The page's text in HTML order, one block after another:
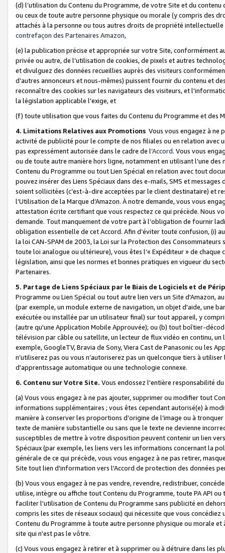
(d) l’utilisation du Contenu du Programme, de votre Site et du
ou ceux de toute autre personne physique ou morale (y compris des
attachés à la personne ou tous autres droits de propriété
contrefaçon des Partenaires Amazon,
(e) la publication précise et appropriée sur votre Site, conformément
privée ou autre, de l’utilisation de cookies, de pixels et autres
et divulguez des données recueillies auprès des visiteurs
d’autres annonceurs et nous-mêmes) puissent fournir du contenu et
reconnaître des cookies sur les navigateurs des visiteurs, et
la législation applicable l'exige, et
(f) toute utilisation que vous faites du Contenu du Programme et des
4. Limitations Relatives aux Promotions Vous vous engagez à ne
activité de publicité pour le compte de nos filiales ou en relation avec
pas expressément autorisée dans le cadre de l’Accord. Vous vous
ou de toute autre manière hors ligne, notamment en utilisant l’une
Contenu du Programme ou tout Lien Spécial en relation avec tout
pouvez insérer des Liens Spéciaux dans des e-mails, SMS et
soient sollicitées (c’est-à-dire acceptées par le client destinataire) et
l’Utilisation de la Marque d’Amazon. À notre demande, vous vous
attestation écrite certifiant que vous respectez ce qui précède. Nous
demande. Tout manquement de votre part à l’obligation de fournir
obligation essentielle de cet Accord. Afin d’éviter toute confusion, (i)
la loi CAN-SPAM de 2003, la Loi sur la Protection des
toute loi analogue ou ultérieure), vous êtes l’« Expéditeur » de
législation, ainsi que les normes et bonnes pratiques en vigueur du
Partenaires.
5. Partage de Liens Spéciaux par le Biais de Logiciels et de
Programme ou Lien Spécial ou tout autre lien vers un Site d'Amazon,
(par exemple, un module externe de navigation, un objet d'aide, une
exécutée ou installée par un utilisateur final) sur tout appareil, y
(autre qu'une Application Mobile Approuvée); ou (b) tout boîtier-
télévision par câble ou satellite, un lecteur de flux vidéo en continu,
exemple, GoogleTV, Bravia de Sony, Viera Cast de Panasonic ou les
n’utiliserez pas ou vous n’autoriserez pas un quelconque tiers à
d'apprentissage automatique ou une technologie connexe.
6. Contenu sur Votre Site. Vous endossez l'entière responsabilité
(a) Vous vous engagez à ne pas ajouter, supprimer ou modifier tout
informations supplémentaires ; vous êtes cependant autorisé(e) à
manière à conserver les proportions d’origine de l’image ou à
texte de manière substantielle ou sans que le texte ne devienne
susceptibles de mettre à votre disposition peuvent contenir un lien
Spéciaux (par exemple, les liens vers les informations concernant la
générale de ce qui précède, vous vous engagez à ne pas retirer,
Site tout lien d'information vers l'Accord de protection des données
(b) Vous vous engagez à ne pas vendre, revendre, redistribuer,
utilise, intègre ou affiche tout Contenu du Programme, toute PA API
faciliter l'utilisation de Contenu du Programme sans publicité en
compris les sites de réseaux sociaux) qui nécessite que vous
Contenu du Programme à toute autre personne physique ou morale
site qui n'est pas le vôtre.
(c) Vous vous engagez à retirer et à supprimer ou à détruire dans les